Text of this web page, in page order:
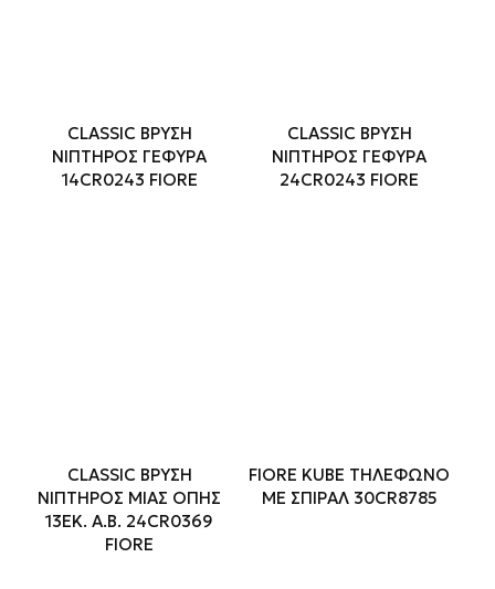
CLASSIC ΒΡΥΣΗ
ΝΙΠΤΗΡΟΣ ΓΕΦΥΡΑ
14CR0243 FIORE
CLASSIC ΒΡΥΣΗ
ΝΙΠΤΗΡΟΣ ΓΕΦΥΡΑ
24CR0243 FIORE
CLASSIC ΒΡΥΣΗ
ΝΙΠΤΗΡΟΣ ΜΙΑΣ ΟΠΗΣ
13ΕΚ. Α.Β. 24CR0369
FIORE
FIORE KUBE ΤΗΛΕΦΩΝΟ
ΜΕ ΣΠΙΡΑΛ 30CR8785